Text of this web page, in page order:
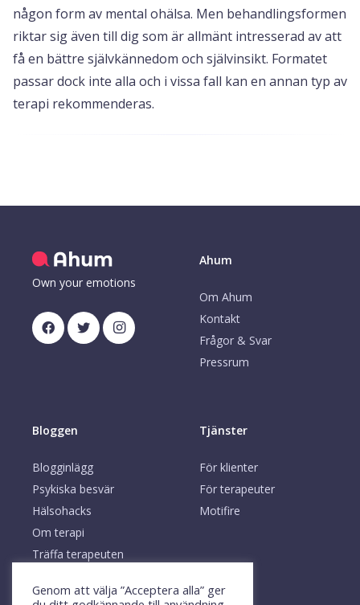
någon form av mental ohälsa. Men behandlingsformen
riktar sig även till dig som är allmänt intresserad av att
få en bättre självkännedom och självinsikt. Formatet
passar dock inte alla och i vissa fall kan en annan typ av
terapi rekommenderas.
Own your emotions
Ahum
Om Ahum
Kontakt
Frågor & Svar
Pressrum
Bloggen
Blogginlägg
Psykiska besvär
Hälsohacks
Om terapi
Träffa terapeuten
Tjänster
För klienter
För terapeuter
Motifire
Genom att välja ”Acceptera alla” ger